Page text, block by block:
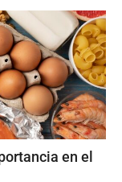
en el